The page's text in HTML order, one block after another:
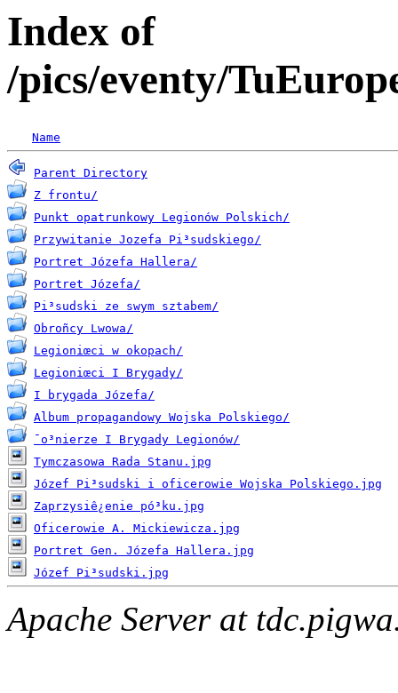
Index of
/pics/eventy/
Name
Parent Directory
Z frontu/
Punkt opatrunkowy Legionów Polskich/
Przywitanie Jozefa Pi³sudskiego/
Portret Józefa Hallera/
Portret Józefa/
Pi³sudski ze swym sztabem/
Obroñcy Lwowa/
Legioniœci w okopach/
Legioniœci I Brygady/
I brygada Józefa/
Album propagandowy Wojska Polskiego/
¯o³nierze I Brygady Legionów/
Tymczasowa Rada Stanu.jpg
Józef Pi³sudski i oficerowie Wojska Polskiego.jpg
Zaprzysiê¿enie pó³ku.jpg
Oficerowie A. Mickiewicza.jpg
Portret Gen. Józefa Hallera.jpg
Józef Pi³sudski.jpg
Apache Server at